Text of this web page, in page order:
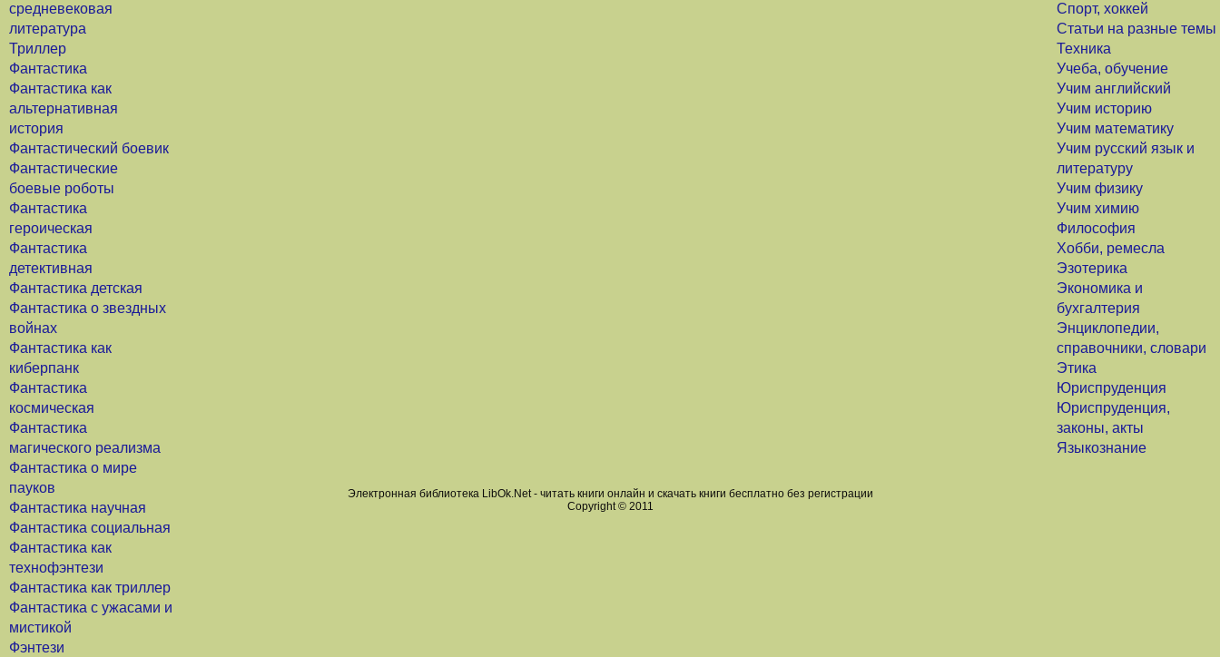
средневековая
литература
Триллер
Фантастика
Фантастика как
альтернативная
история
Фантастический боевик
Фантастические
боевые роботы
Фантастика
героическая
Фантастика
детективная
Фантастика детская
Фантастика о звездных
войнах
Фантастика как
киберпанк
Фантастика
космическая
Фантастика
магического реализма
Фантастика о мире
пауков
Фантастика научная
Фантастика социальная
Фантастика как
технофэнтези
Фантастика как триллер
Фантастика с ужасами и
мистикой
Фэнтези
Спорт, хоккей
Статьи на разные темы
Техника
Учеба, обучение
Учим английский
Учим историю
Учим математику
Учим русский язык и
литературу
Учим физику
Учим химию
Философия
Хобби, ремесла
Эзотерика
Экономика и
бухгалтерия
Энциклопедии,
справочники, словари
Этика
Юриспруденция
Юриспруденция,
законы, акты
Языкознание
Электронная библиотека LibOk.Net - читать книги онлайн и скачать книги бесплатно без регистрации
Copyright © 2011